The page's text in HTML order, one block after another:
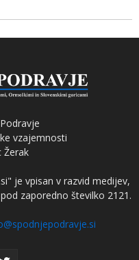
vzajemnosti
Žerak
je vpisan v razvid medijev,
zaporedno številko 2121.